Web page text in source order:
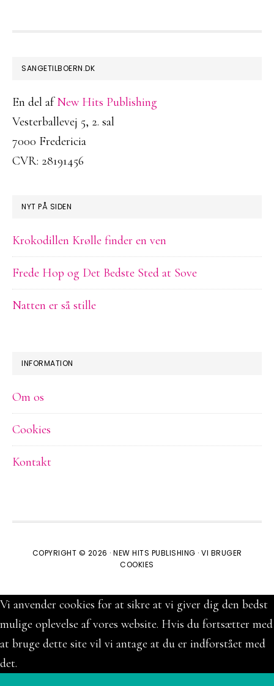
FOOTER
SANGETILBOERN.DK
En del afNew Hits Publishing
Vesterballevej 5, 2. sal
7000 Fredericia
CVR: 28191456
NYT PÅ SIDEN
Krokodillen Krølle finder en ven
Frede Hop og Det Bedste Sted at Sove
Natten er så stille
INFORMATION
Om os
Cookies
Kontakt
COPYRIGHT © 2026 · NEW HITS PUBLISHING · VI BRUGER
COOKIES
Vi anvender cookies for at sikre at vi giver dig den bedst
mulige oplevelse af vores website. Hvis du fortsætter med
at bruge dette site vil vi antage at du er indforstået med
det.